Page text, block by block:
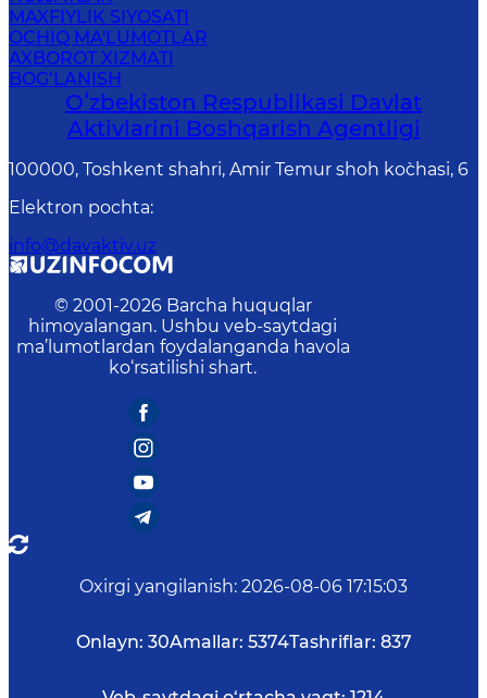
MAXFIYLIK SIYOSATI
OCHIQ MA'LUMOTLAR
AXBOROT XIZMATI
BOG‘LANISH
Oʻzbekiston Respublikasi Davlat
Aktivlarini Boshqarish Agentligi
100000, Toshkent shahri, Amir Temur shoh ko`chasi, 6
Elektron pochta:
info@davaktiv.uz
© 2001-2026 Barcha huquqlar
himoyalangan. Ushbu veb-saytdagi
ma’lumotlardan foydalanganda havola
ko‘rsatilishi shart.
Oxirgi yangilanish: 2026-08-06 17:15:03
Onlayn: 30Amallar: 5374Tashriflar: 837